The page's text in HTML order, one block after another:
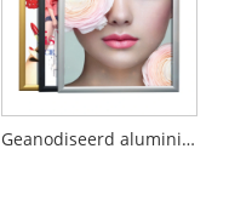
Geanodiseerd aluminium zwart fotolijstje met kliklijst